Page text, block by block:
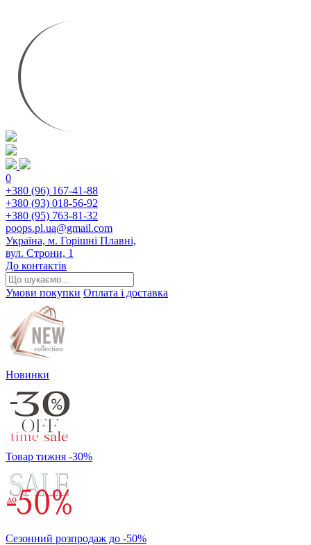
0
+380 (96) 167-41-88
+380 (93) 018-56-92
+380 (95) 763-81-32
poops.pl.ua@gmail.com
Україна, м. Горішні Плавні,
вул. Строни, 1
До контактів
Умови покупки Оплата і доставка
Новинки
Товар тижня -30%
Сезонний розпродаж до -50%